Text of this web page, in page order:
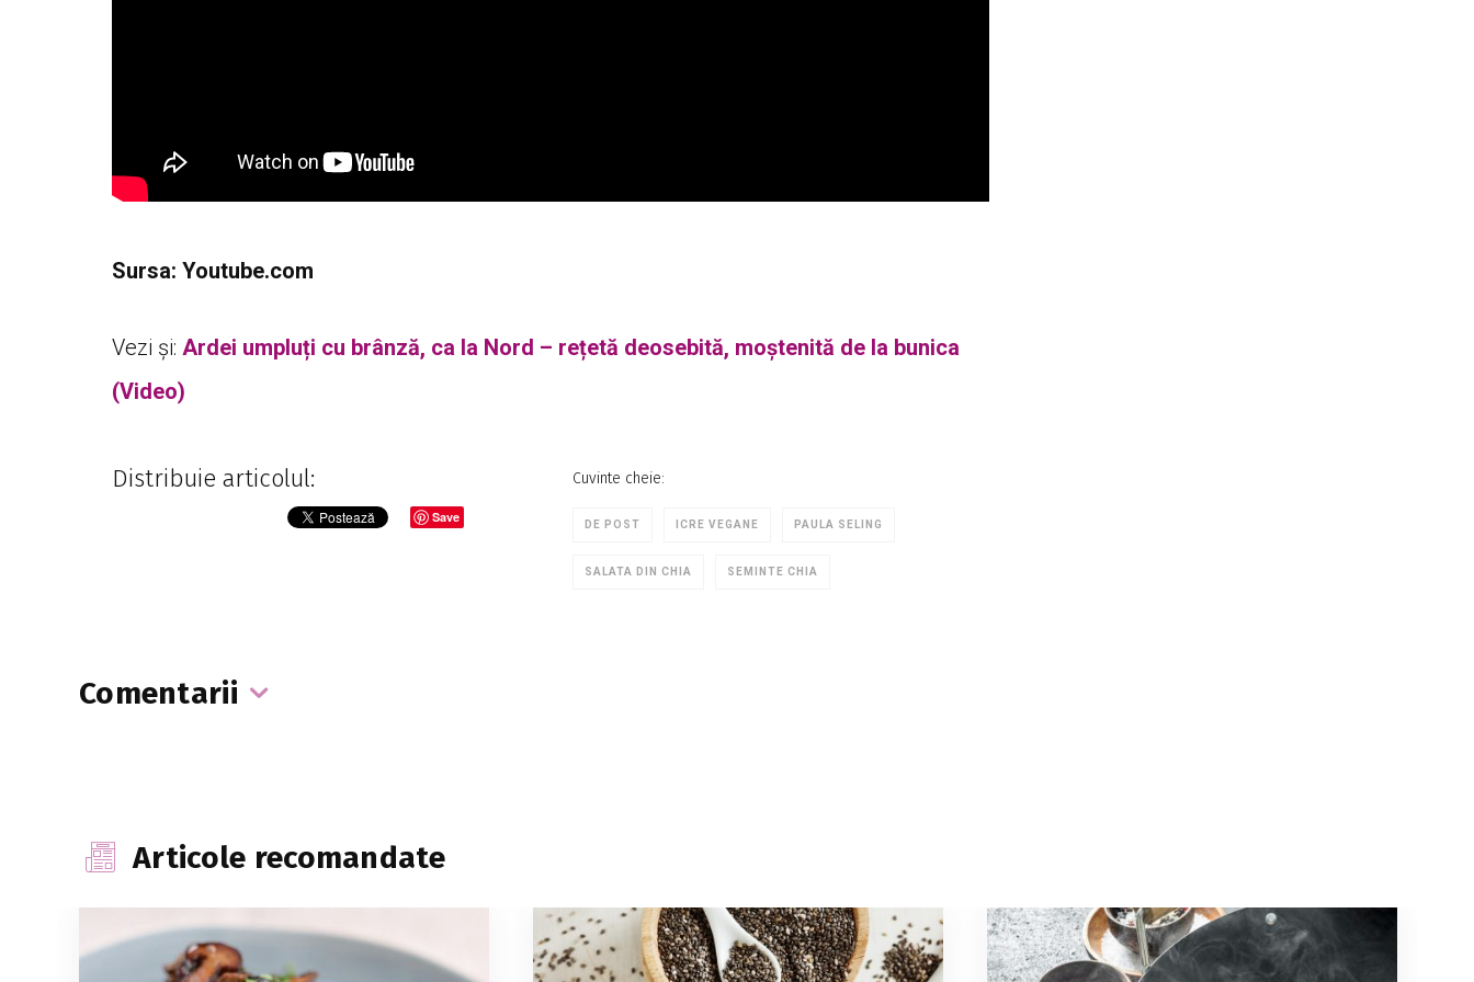
Sursa: Youtube.com
Vezi și: Ardei umpluți cu brânză, ca la Nord – rețetă deosebită, moștenită de la bunica
(Video)
Distribuie articolul:
Save
Cuvinte cheie:
DE POST ICRE VEGANE PAULA SELING
SALATA DIN CHIA SEMINTE CHIA
Comentarii
Articole recomandate